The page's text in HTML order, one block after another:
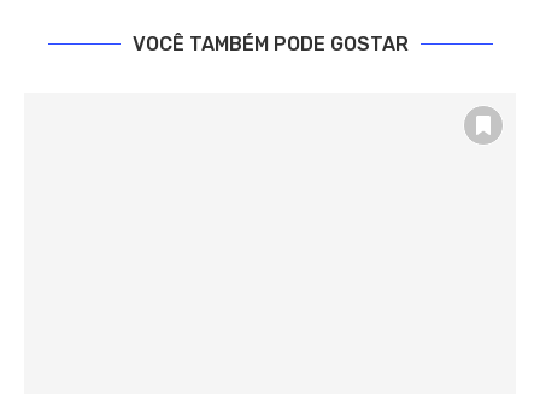
VOCÊ TAMBÉM PODE GOSTAR